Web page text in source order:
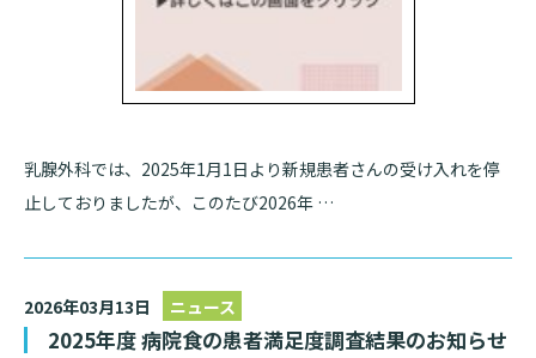
乳腺外科では、2025年1月1日より新規患者さんの受け入れを停
止しておりましたが、このたび2026年 …
2026年03月13日 ニュース
2025年度 病院食の患者満足度調査結果のお知らせ